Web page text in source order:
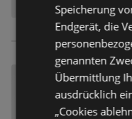
Speicherung
Endgerät, die
genannten
Übermittlung
ausdrücklich
„Cookies